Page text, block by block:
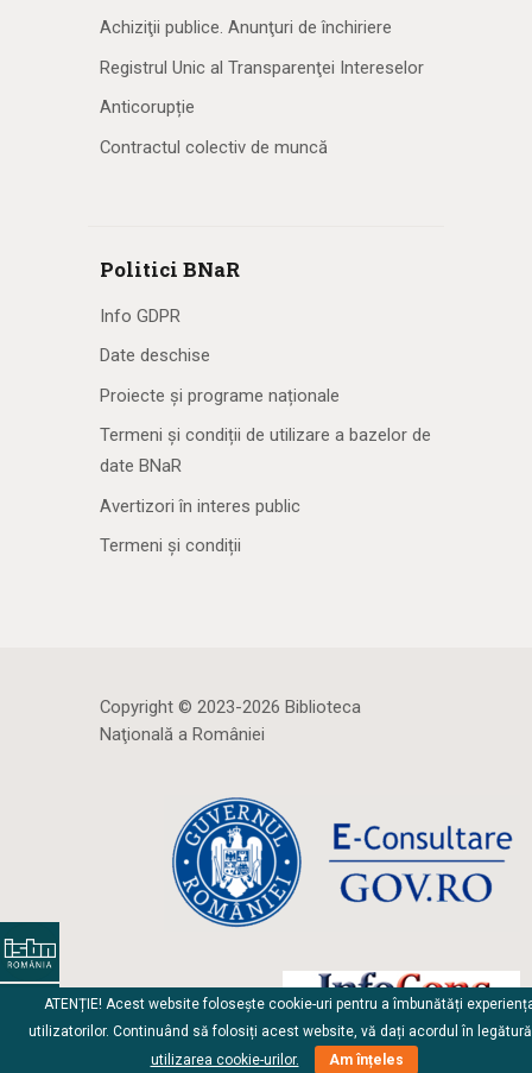
Achiziţii publice. Anunţuri de închiriere
Registrul Unic al Transparenţei Intereselor
Anticorupție
Contractul colectiv de muncă
Politici BNaR
Info GDPR
Date deschise
Proiecte și programe naționale
Termeni și condiții de utilizare a bazelor de
date BNaR
Avertizori în interes public
Termeni și condiții
Copyright © 2023-2026 Biblioteca
Naţională a României
ATENȚIE! Acest website folosește cookie-uri pentru a îmbunătăți
utilizatorilor. Continuând să folosiți acest website, vă dați acordul în
utilizarea cookie-urilor.
Am înțeles